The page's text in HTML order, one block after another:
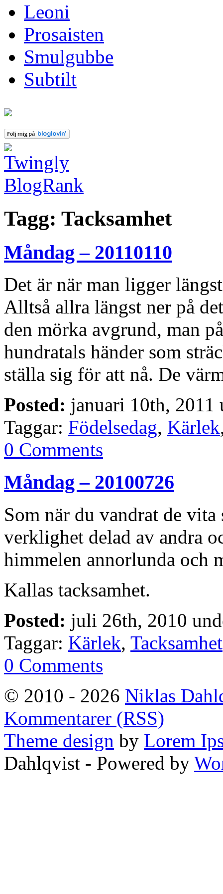
Leoni
Prosaisten
Smulgubbe
Subtilt
Tagg: Tacksamhet
Måndag – 20110110
Det är när man ligger
Alltså allra längst ner på
den mörka avgrund, man
hundratals händer som
ställa sig för att nå. De
Posted: januari 10th, 2011
Taggar: Födelsedag, Kärlek
0 Comments
Måndag – 20100726
Som när du vandrat de
verklighet delad av andra
himmelen annorlunda och
Kallas tacksamhet.
Posted: juli 26th, 2010
Taggar: Kärlek, Tacksamhet
0 Comments
© 2010 - 2026 Niklas
Kommentarer (RSS)
Theme design by Lorem
Dahlqvist - Powered by